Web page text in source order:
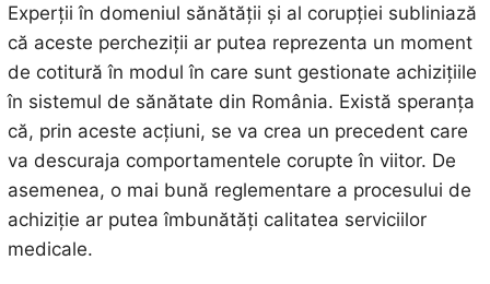
Experții în domeniul sănătății și al corupției subliniază
că aceste percheziții ar putea reprezenta un moment
de cotitură în modul în care sunt gestionate achizițiile
în sistemul de sănătate din România. Există speranța
că, prin aceste acțiuni, se va crea un precedent care
va descuraja comportamentele corupte în viitor. De
asemenea, o mai bună reglementare a procesului de
achiziție ar putea îmbunătăți calitatea serviciilor
medicale.